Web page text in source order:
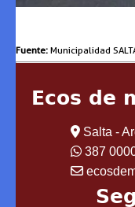
Fuente: Municipalidad
Ecos de
Salta -
387